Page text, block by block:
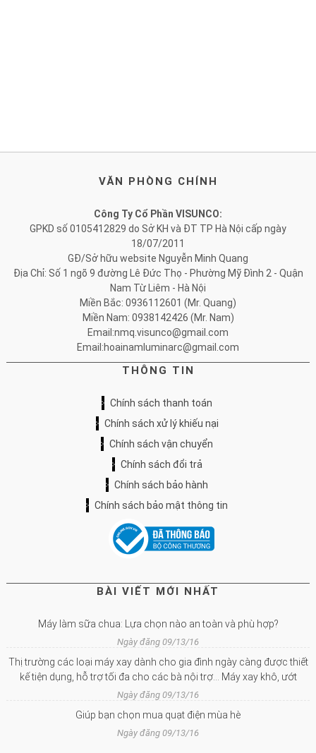
VĂN PHÒNG CHÍNH
Công Ty Cổ Phần VISUNCO:
GPKD số 0105412829 do Sở KH và ĐT TP Hà Nội cấp ngày
18/07/2011
GĐ/Sở hữu website Nguyễn Minh Quang
Địa Chỉ: Số 1 ngõ 9 đường Lê Đức Thọ - Phường Mỹ Đình 2 - Quận
Nam Từ Liêm - Hà Nội
Miền Bắc: 0936112601 (Mr. Quang)
Miền Nam: 0938142426 (Mr. Nam)
Email:nmq.visunco@gmail.com
Email:hoainamluminarc@gmail.com
THÔNG TIN
Chính sách thanh toán
Chính sách xử lý khiếu nại
Chính sách vận chuyển
Chính sách đổi trả
Chính sách bảo hành
Chính sách bảo mật thông tin
BÀI VIẾT MỚI NHẤT
Máy làm sữa chua: Lựa chọn nào an toàn và phù hợp?
Ngày đăng 09/13/16
Thị trường các loại máy xay dành cho gia đình ngày càng được thiết
kế tiện dụng, hỗ trợ tối đa cho các bà nội trợ… Máy xay khô, ướt
Ngày đăng 09/13/16
Giúp bạn chọn mua quạt điện mùa hè
Ngày đăng 09/13/16